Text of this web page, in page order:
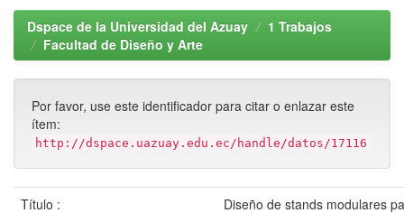
Dspace de la Universidad del Azuay
1 Trabajos
Facultad de Diseño y Arte
Por favor, use este identificador para citar o enlazar este
ítem:
http://dspace.uazuay.edu.ec/handle/datos/17116
Título :
Diseño de stands modulares